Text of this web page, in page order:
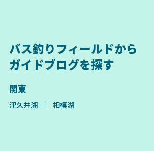
バス釣りフィールドから
ガイドブログを探す
関東
津久井湖 相模湖